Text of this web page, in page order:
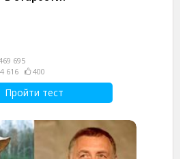
695
616
400
Пройти тест